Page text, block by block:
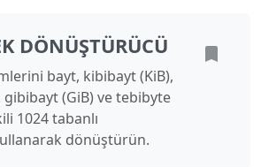
DÖNÜŞTÜRÜCÜ
bayt, kibibayt (KiB),
(GiB) ve tebibyte
1024 tabanlı
dönüştürün.